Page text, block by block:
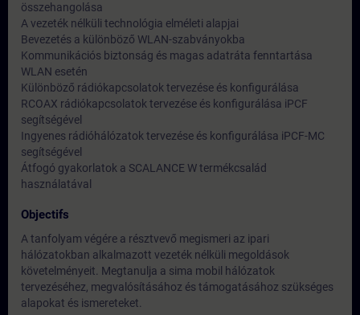
összehangolása
A vezeték nélküli technológia elméleti alapjai
Bevezetés a különböző WLAN-szabványokba
Kommunikációs biztonság és magas adatráta fenntartása
WLAN esetén
Különböző rádiókapcsolatok tervezése és konfigurálása
RCOAX rádiókapcsolatok tervezése és konfigurálása iPCF
segítségével
Ingyenes rádióhálózatok tervezése és konfigurálása iPCF-MC
segítségével
Átfogó gyakorlatok a SCALANCE W termékcsalád
használatával
Objectifs
A tanfolyam végére a résztvevő megismeri az ipari
hálózatokban alkalmazott vezeték nélküli megoldások
követelményeit. Megtanulja a sima mobil hálózatok
tervezéséhez, megvalósításához és támogatásához szükséges
alapokat és ismereteket.